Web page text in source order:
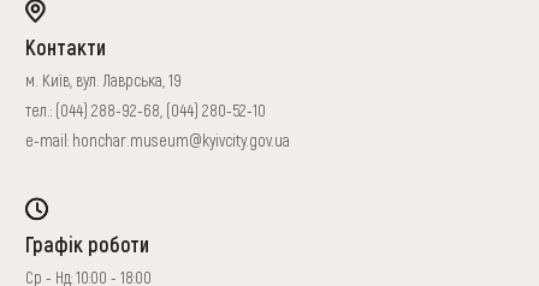
Контакти
м. Київ, вул. Лаврська, 19
тел.: (044) 288-92-68 (044) 280-52-10
e-mail: honchar.museum@kyivcity.gov.ua
Графік роботи
Ср - Нд: 10:00 - 18:00